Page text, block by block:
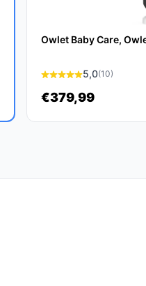
Owlet Baby Care,
5,0(10)
€379,99